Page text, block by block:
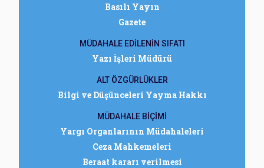
Basılı Yayın
Gazete
MÜDAHALE EDİLENİN SIFATI
Yazı İşleri Müdürü
ALT ÖZGÜRLÜKLER
Bilgi ve Düşünceleri Yayma Hakkı
MÜDAHALE BİÇİMİ
Yargı Organlarının Müdahaleleri
Ceza Mahkemeleri
Beraat kararı verilmesi